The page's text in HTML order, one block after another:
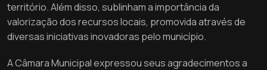
território. Além disso, sublinham a importância da
valorização dos recursos locais, promovida através de
diversas iniciativas inovadoras pelo município.
A Câmara Municipal expressou seus agradecimentos a